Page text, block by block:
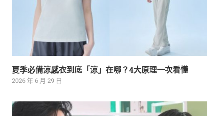
夏季必備涼感衣到底「涼」在哪？4大原理一次看懂
2026 年 6 月 29 日